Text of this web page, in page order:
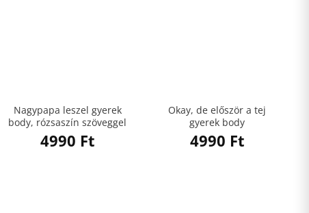
Nagypapa leszel gyerek
body, rózsaszín szöveggel
4990 Ft
Okay, de először a tej
gyerek body
4990 Ft